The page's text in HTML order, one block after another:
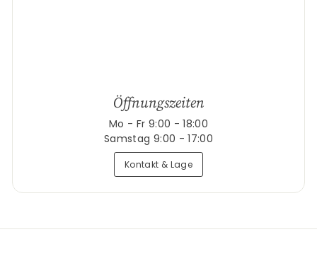
Öffnungszeiten
Mo - Fr 9:00 - 18:00
Samstag 9:00 - 17:00
Kontakt & Lage